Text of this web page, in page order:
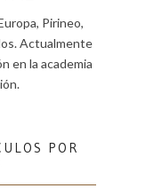
Pirineo,
Actualmente
en la academia
POR